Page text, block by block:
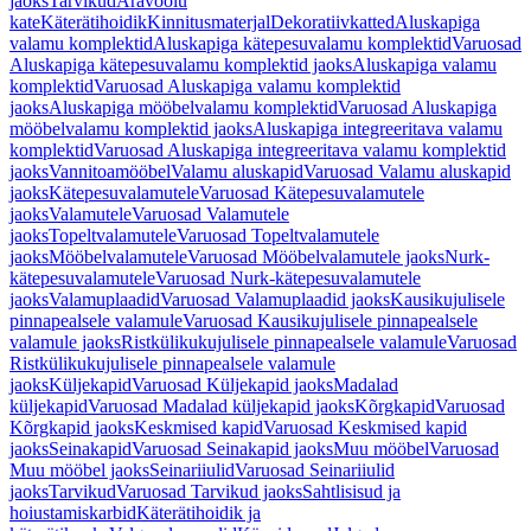
kateKäterätihoidikKinnitusmaterjalDekoratiivkattedAluskapiga
valamu komplektidAluskapiga kätepesuvalamu komplektidVaruosad
Aluskapiga kätepesuvalamu komplektid jaoksAluskapiga valamu
komplektidVaruosad Aluskapiga valamu komplektid
jaoksAluskapiga mööbelvalamu komplektidVaruosad Aluskapiga
mööbelvalamu komplektid jaoksAluskapiga integreeritava valamu
komplektidVaruosad Aluskapiga integreeritava valamu komplektid
jaoksVannitoamööbelValamu aluskapidVaruosad Valamu aluskapid
jaoksKätepesuvalamuteleVaruosad Kätepesuvalamutele
jaoksValamuteleVaruosad Valamutele
jaoksTopeltvalamuteleVaruosad Topeltvalamutele
jaoksMööbelvalamuteleVaruosad Mööbelvalamutele jaoksNurk-
kätepesuvalamuteleVaruosad Nurk-kätepesuvalamutele
jaoksValamuplaadidVaruosad Valamuplaadid jaoksKausikujulisele
pinnapealsele valamuleVaruosad Kausikujulisele pinnapealsele
valamule jaoksRistkülikukujulisele pinnapealsele valamuleVaruosad
Ristkülikukujulisele pinnapealsele valamule
jaoksKüljekapidVaruosad Küljekapid jaoksMadalad
küljekapidVaruosad Madalad küljekapid jaoksKõrgkapidVaruosad
Kõrgkapid jaoksKeskmised kapidVaruosad Keskmised kapid
jaoksSeinakapidVaruosad Seinakapid jaoksMuu mööbelVaruosad
Muu mööbel jaoksSeinariiulidVaruosad Seinariiulid
jaoksTarvikudVaruosad Tarvikud jaoksSahtlisisud ja
hoiustamiskarbidKäterätihoidik ja